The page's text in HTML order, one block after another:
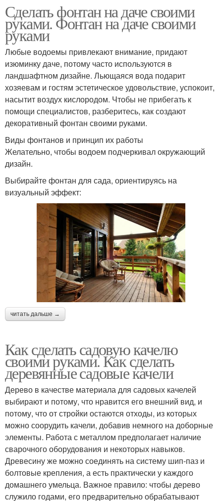
Сделать фонтан на даче своими
руками. Фонтан на даче своими
руками
Любые водоемы привлекают внимание, придают
изюминку даче, потому часто используются в
ландшафтном дизайне. Льющаяся вода подарит
хозяевам и гостям эстетическое удовольствие, успокоит,
насытит воздух кислородом. Чтобы не прибегать к
помощи специалистов, разберитесь, как создают
декоративный фонтан своими руками.
Виды фонтанов и принцип их работы
Желательно, чтобы водоем подчеркивал окружающий
дизайн.
Выбирайте фонтан для сада, ориентируясь на
визуальный эффект:
читать дальше →
Как сделать садовую качелю
своими руками. Как сделать
деревянные садовые качели
Дерево в качестве материала для садовых качелей
выбирают и потому, что нравится его внешний вид, и
потому, что от стройки остаются отходы, из которых
можно соорудить качели, добавив немного на доборные
элементы. Работа с металлом предполагает наличие
сварочного оборудования и некоторых навыков.
Древесину же можно соединять на систему шип-паз и
болтовые крепления, а есть практически у каждого
домашнего умельца. Важное правило: чтобы дерево
служило годами, его предварительно обрабатывают